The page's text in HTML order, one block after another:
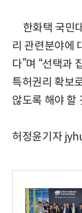
한화택 국민
리 관련분야에
다”며 “선택과
특허권리 확보
않도록 해야 할
허정윤기자